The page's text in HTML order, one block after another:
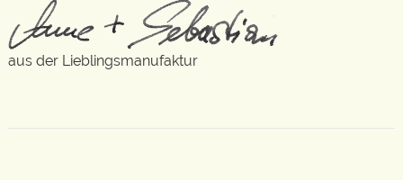
aus der Lieblingsmanufaktur